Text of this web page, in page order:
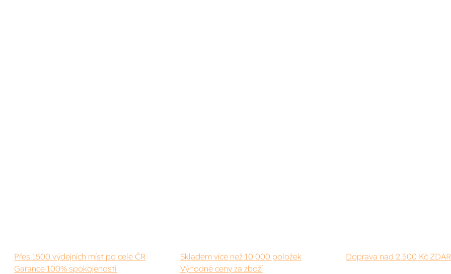
Přes 1500 výdejních míst po celé ČR Skladem více než 10 000 položek
Doprava nad 2.500 Kč
Garance 100% spokojenosti
Výhodné ceny za zboží